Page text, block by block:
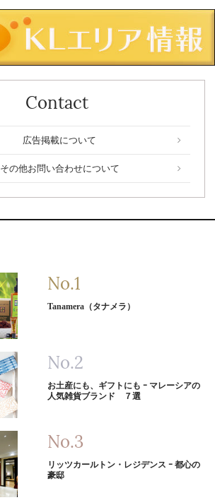
Contact
広告掲載について
その他お問い合わせについて
Tanamera（タナメラ）
お土産にも、ギフトにも ｰ マレーシアの
人気雑貨ブランド ７選
リッツカールトン・レジデンス ｰ 都心の
豪邸